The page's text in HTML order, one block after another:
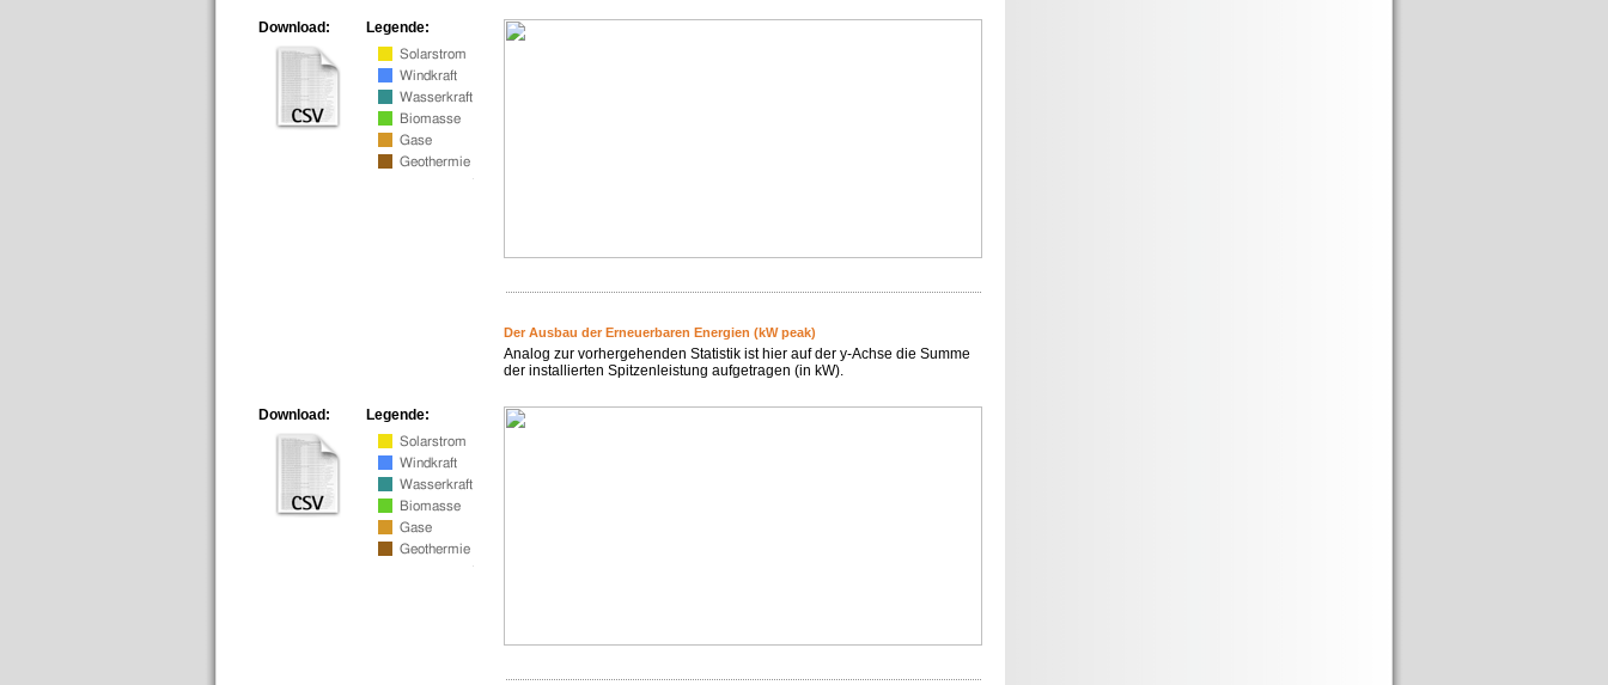
Legende:
Download:
Der Ausbau der Erneuerbaren Energien (kW peak)
Analog zur vorhergehenden Statistik ist hier auf der y-Achse die Summe
der installierten Spitzenleistung aufgetragen (in kW).
Legende:
Download: